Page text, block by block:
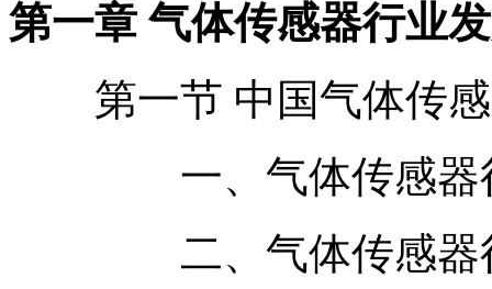
第一章 气体传感器行业
第一节 中国气体传感
一、气体传感器行
二、气体传感器行